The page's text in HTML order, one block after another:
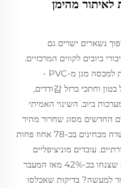
לאיתור מהימן
נשארים ישרים גם
ביובים לקווים המרכזיים.
לכבלים שני שיכבות - סיבי קברל מתחת למכסה מגן מ-PVC -
העומדות היטב בפני משטחים גסים של בטון וחתכי ברזל 감ודדים,
רבוע במערכות ביוב. השינוי האמיתי
החדשים מסוג שחרור מהיר
שעדיין מחכים לאישור הפטנט. צוותי שדה מבחינים בכ-78 אחוז פחות
עובדים מוניציפליים
בערים שונות דיווחו על הפסקות עבודה שצנחו בכ-42% מאז המעבר
למעשה? בדיקות שאכלסו